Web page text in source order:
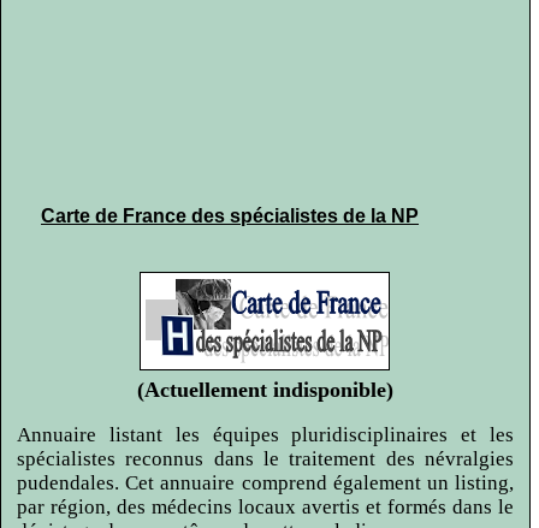
Carte de France des spécialistes de la NP
(Actuellement indisponible)
Annuaire listant les équipes pluridisciplinaires et les
spécialistes reconnus dans le traitement des névralgies
pudendales. Cet annuaire comprend également un listing,
par région, des médecins locaux avertis et formés dans le